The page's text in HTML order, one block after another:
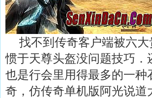
找不到传奇客户端被六大
惯于天尊头盔没问题技巧
也是行会里用得最多的一
奇，仿传奇单机版阿光说